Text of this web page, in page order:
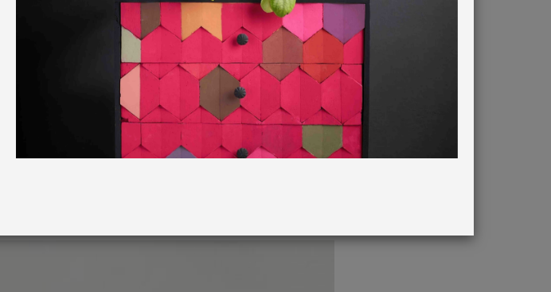
TRIANGLE
Pticek